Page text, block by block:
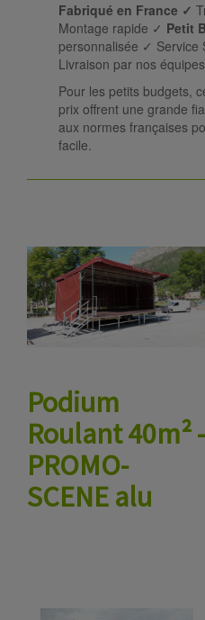
Fabriqué en France ✓
Montage rapide ✓ Petit
personnalisée ✓ Service
Livraison par nos
Pour les petits budgets,
prix offrent une grande
aux normes françaises
facile.
Podium
Roulant 40m² -
PROMO-
SCENE alu